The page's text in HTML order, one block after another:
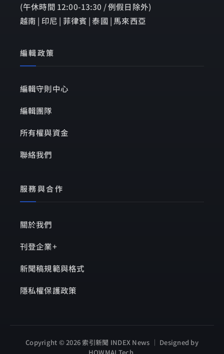
(午休時間 12:00-13:30 / 例假日除外)
越南 | 印尼 | 菲律賓 | 泰國 | 馬來西亞
編輯政策
編輯守則中心
編輯團隊
所有權與資金
聯絡我們
服務與合作
關於我們
刊登企業+
新聞稿規範與格式
隱私權保護政策
Copyright © 2026 索引新聞 INDEX News ｜ Designed by
HOWMAI Tech